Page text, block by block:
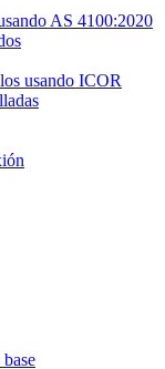
AS 4100:2020
usando ICOR